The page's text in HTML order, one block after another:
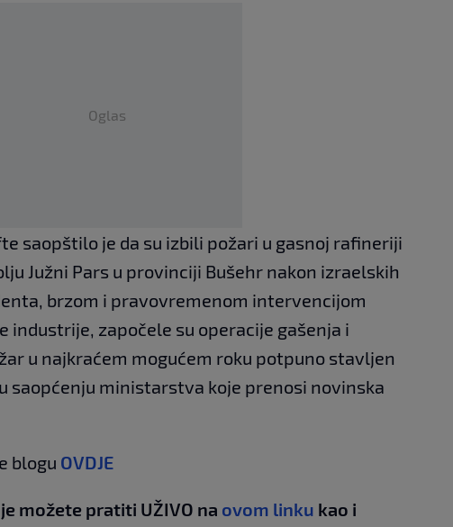
Oglas
saopštilo je da su izbili požari u gasnoj rafineriji
Južni Pars u provinciji Bušehr nakon izraelskih
brzom i pravovremenom intervencijom
započele su operacije gašenja i
u najkraćem mogućem roku potpuno stavljen
saopćenju ministarstva koje prenosi novinska
blogu OVDJE
možete pratiti UŽIVO na ovom linku kao i